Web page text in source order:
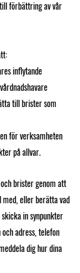
förbättring av vår
inflytande
till brister som
för verksamheten
på allvar.
brister genom att
eller berätta vad
in synpunkter
adress, telefon
dig hur dina